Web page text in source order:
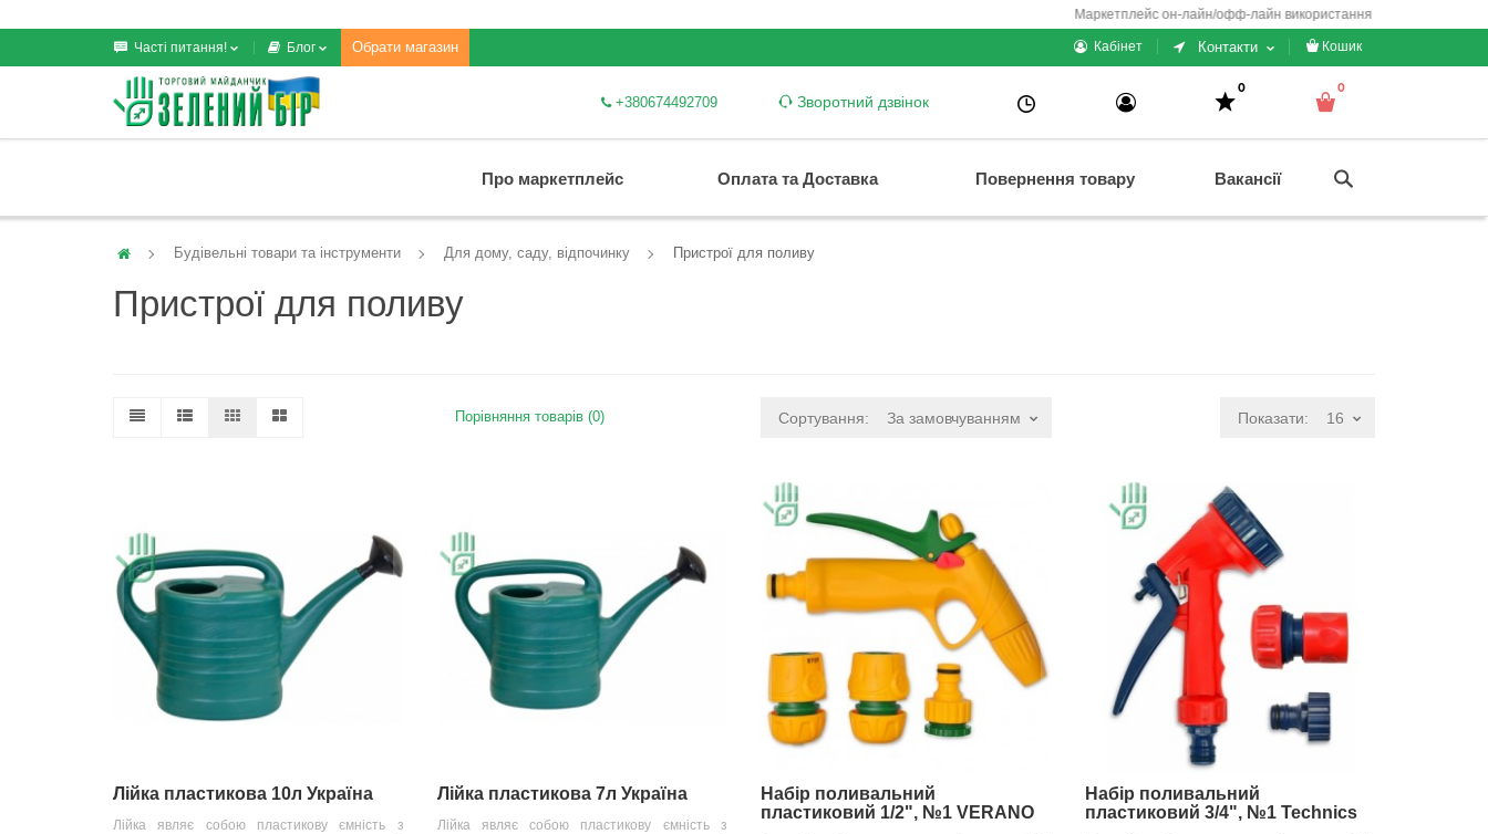
Маркетплейс он-лайн/офф-лайн використання + електронні каси/чеки/
Часті питання! Блог Обрати магазин Кабінет Контакти Кошик
Зворотний дзвінок
+380674492709
0 0
Про маркетплейс Оплата та Доставка Повернення товару Вакансії
Будівельні товари та інструменти Для дому, саду, відпочинку Пристрої для поливу
Пристрої для поливу
Порівняння товарів (0) Сортування: За замовчуванням Показати: 16
Лійка пластикова 10л Україна
Лійка являє собою пластикову ємність з
Лійка пластикова 7л Україна
Лійка являє собою пластикову ємність з
Набір поливальний
пластиковий 1/2", №1 VERANO
Набір поливальний
пластиковий 3/4", №1 Technics